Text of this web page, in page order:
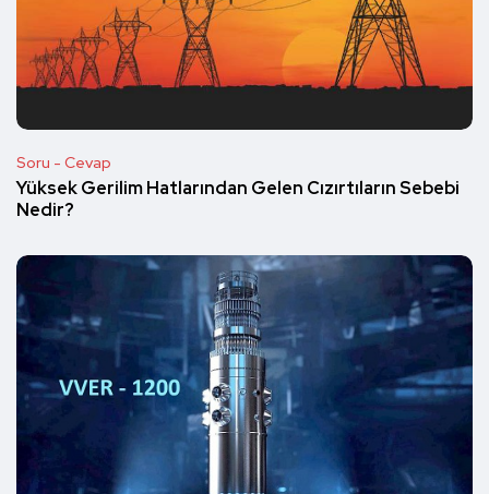
Soru - Cevap
Yüksek Gerilim Hatlarından Gelen Cızırtıların Sebebi
Nedir?